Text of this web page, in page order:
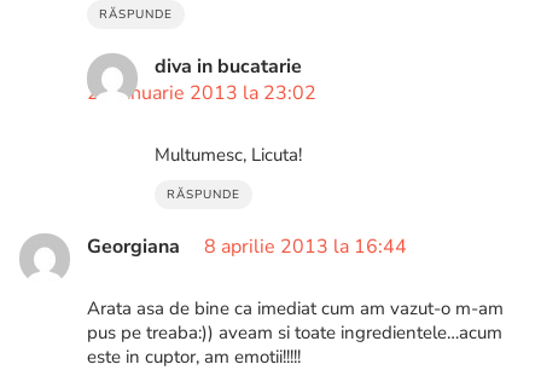
RĂSPUNDE
diva in bucatarie
27 ianuarie 2013 la 23:02
Multumesc, Licuta!
RĂSPUNDE
Georgiana 8 aprilie 2013 la 16:44
Arata asa de bine ca imediat cum am vazut-o m-am
pus pe treaba:)) aveam si toate ingredientele…acum
este in cuptor, am emotii!!!!!